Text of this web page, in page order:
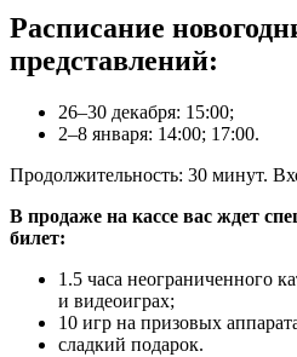
Расписание
представлений:
26–30 декабря: 15:00;
2–8 января: 14:00; 17:00.
Продолжительность: 30 минут.
В продаже на кассе вас ждет
билет:
1.5 часа неограниченного
и видеоиграх;
10 игр на призовых
сладкий подарок.